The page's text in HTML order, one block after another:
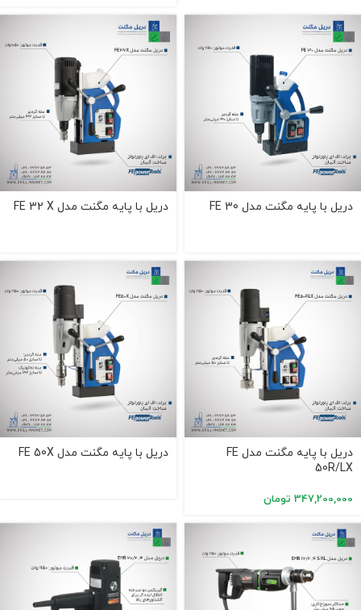
دریل با پایه مگنت مدل FE 30 دریل با پایه مگنت مدل FE 32 X
دریل با پایه مگنت مدل FE
50R/LX
347,200,000 تومان
دریل با پایه مگنت مدل FE 50X